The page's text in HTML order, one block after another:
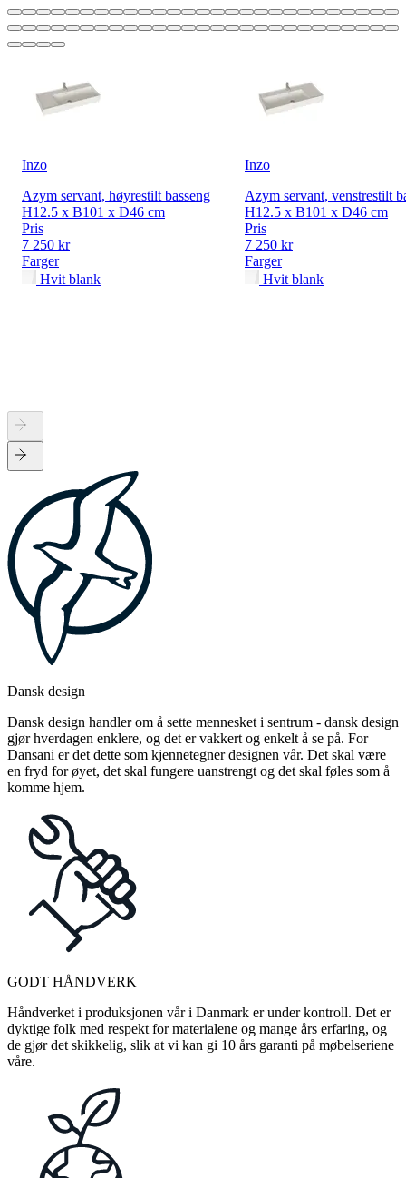
Inzo
Azym servant, høyrestilt basseng
H12.5 x B101 x D46 cm
Pris
7 250 kr
Farger
Hvit blank
Inzo
Azym servant, venstrestilt
H12.5 x B101 x D46 cm
Pris
7 250 kr
Farger
Hvit blank
Dansk design
Dansk design handler om å sette mennesket i sentrum - dansk design
gjør hverdagen enklere, og det er vakkert og enkelt å se på. For
Dansani er det dette som kjennetegner designen vår. Det skal være
en fryd for øyet, det skal fungere uanstrengt og det skal føles som å
komme hjem.
GODT HÅNDVERK
Håndverket i produksjonen vår i Danmark er under kontroll. Det er
dyktige folk med respekt for materialene og mange års erfaring, og
de gjør det skikkelig, slik at vi kan gi 10 års garanti på møbelseriene
våre.